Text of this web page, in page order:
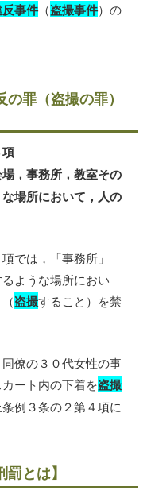
事件 （盗撮事件）の
罪（盗撮の罪）
，事務所，教室その
場所において，人の
では，「事務所」
ような場所におい
盗撮すること）を禁
僚の３０代女性の事
ート内の下着を盗撮
例３条の２第４項に
とは】